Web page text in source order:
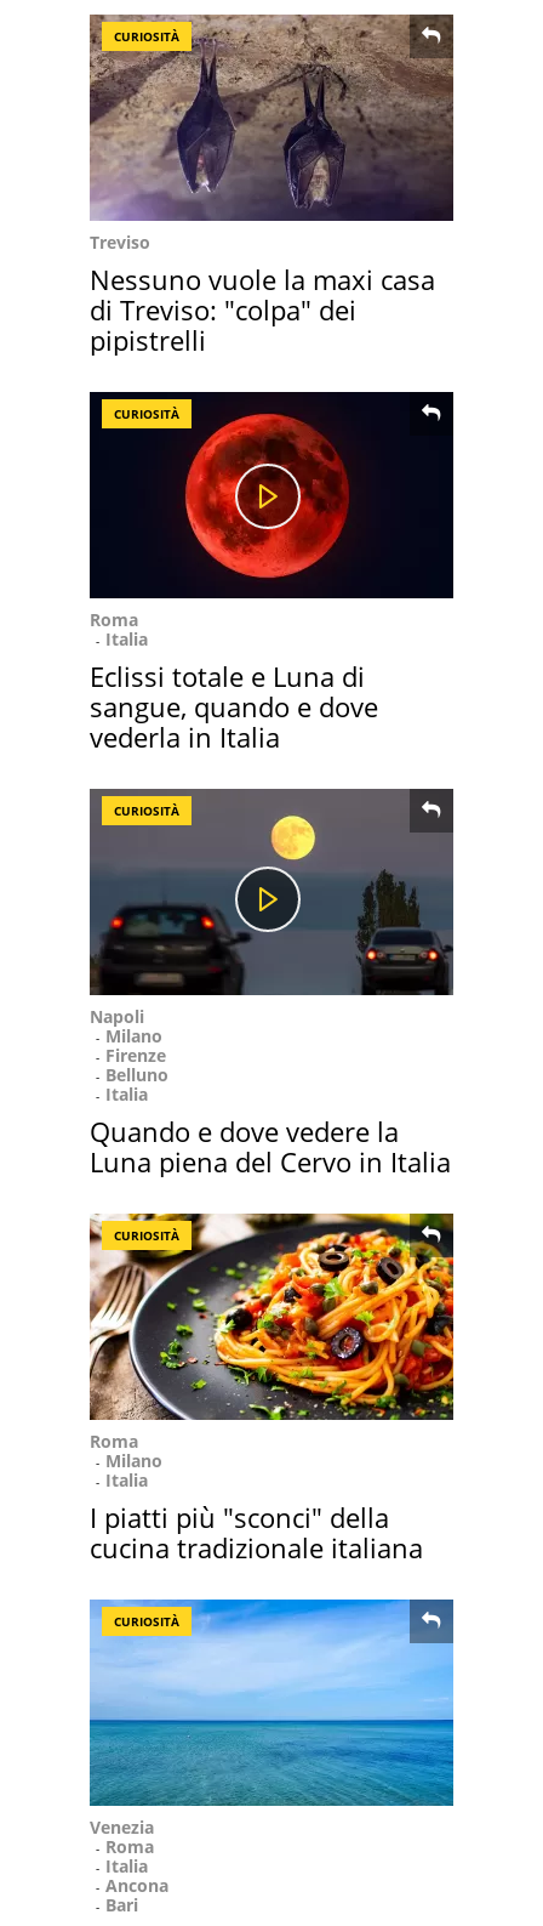
CURIOSITÀ
Treviso
Nessuno vuole la maxi casa
di Treviso: "colpa" dei
pipistrelli
CURIOSITÀ
Roma
Italia
Eclissi totale e Luna di
sangue, quando e dove
vederla in Italia
CURIOSITÀ
Napoli
Milano
Firenze
Belluno
Italia
Quando e dove vedere la
Luna piena del Cervo in Italia
CURIOSITÀ
Roma
Milano
Italia
I piatti più "sconci" della
cucina tradizionale italiana
CURIOSITÀ
Venezia
Roma
Italia
Ancona
Bari